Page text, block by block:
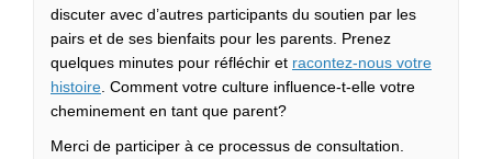
discuter avec d’autres participants du soutien par les
pairs et de ses bienfaits pour les parents. Prenez
quelques minutes pour réfléchir et racontez-nous votre
histoire . Comment votre culture influence-t-elle votre
cheminement en tant que parent?
Merci de participer à ce processus de consultation.